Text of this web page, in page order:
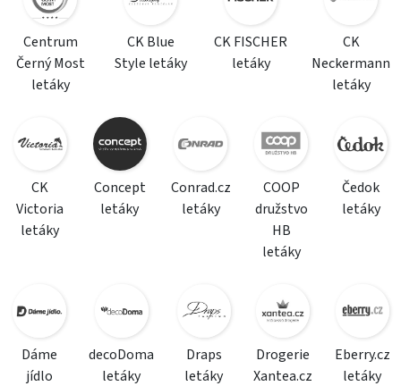
Centrum
Černý Most
letáky
CK Blue
Style letáky
CK FISCHER
letáky
CK
Neckermann
letáky
CK
Victoria
letáky
Concept
letáky
Conrad.cz
letáky
COOP
družstvo
HB
letáky
Čedok
letáky
Dáme
jídlo
decoDoma
letáky
Draps
letáky
Drogerie
Xantea.cz
Eberry.cz
letáky